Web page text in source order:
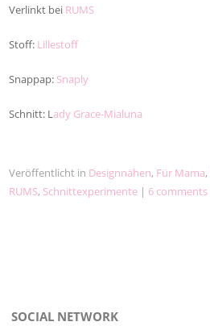
Verlinkt bei RUMS
Stoff: Lillestoff
Snappap: Snaply
Schnitt: Lady Grace-Mialuna
Veröffentlicht in Designnähen, Für Mama,
RUMS, Schnittexperimente | 6 comments
SOCIAL NETWORK